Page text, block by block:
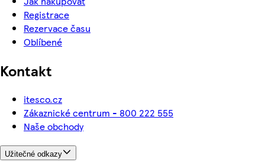
Registrace
Rezervace času
Oblíbené
Kontakt
itesco.cz
Zákaznické centrum - 800 222 555
Naše obchody
Užitečné odkazy